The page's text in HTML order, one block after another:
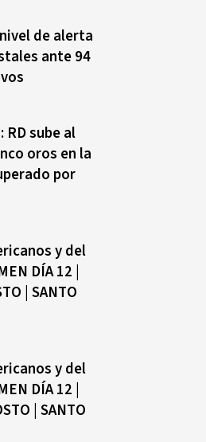
de alerta
ante 94
RD sube al
oros en la
por
y del
DÍA 12 |
| SANTO
y del
DÍA 12 |
| SANTO